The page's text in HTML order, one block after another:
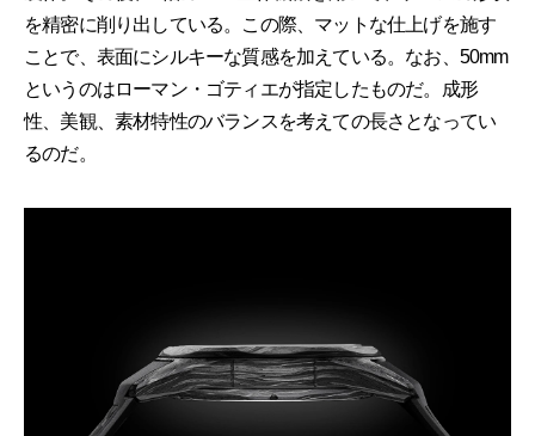
を精密に削り出している。この際、マットな仕上げを施す
ことで、表面にシルキーな質感を加えている。なお、50mm
というのはローマン・ゴティエが指定したものだ。成形
性、美観、素材特性のバランスを考えての長さとなってい
るのだ。